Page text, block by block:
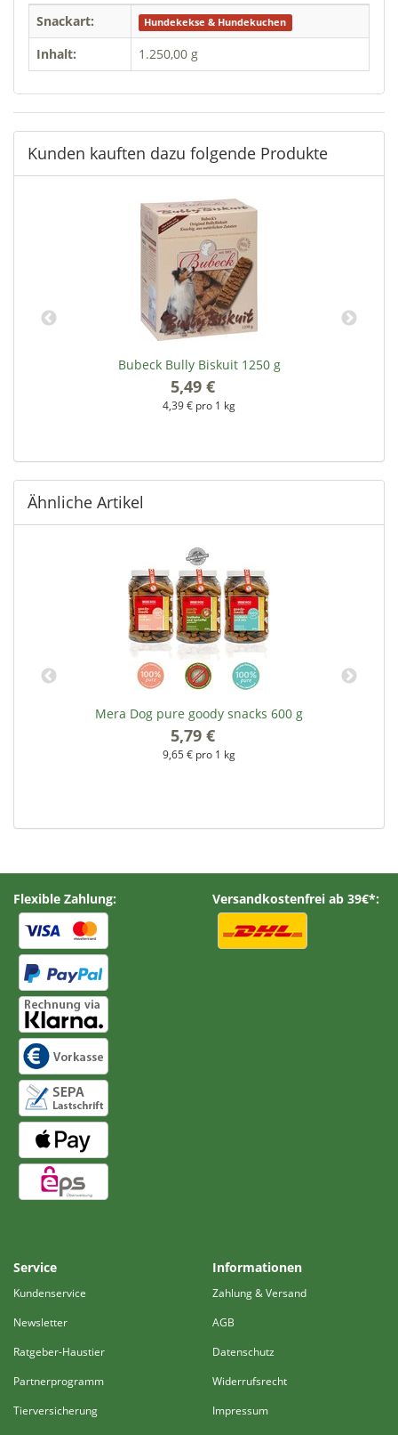
Snackart: Hundekekse & Hundekuchen
Inhalt: 1.250,00 g
Kunden kauften dazu folgende Produkte
Bubeck Bully Biskuit 1250 g
5,49 €
4,39 € pro 1 kg
Ähnliche Artikel
Mera Dog pure goody snacks 600 g
5,79 €
9,65 € pro 1 kg
Flexible Zahlung: Versandkostenfrei ab 39€*:
Service
Kundenservice
Newsletter
Ratgeber-Haustier
Partnerprogramm
Tierversicherung
Informationen
Zahlung & Versand
AGB
Datenschutz
Widerrufsrecht
Impressum